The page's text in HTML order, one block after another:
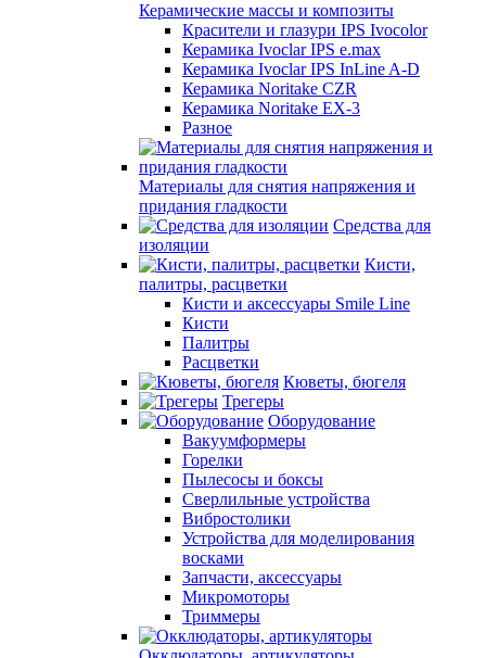
Керамические массы и композиты
Красители и глазури IPS Ivocolor
Керамика Ivoclar IPS e.max
Керамика Ivoclar IPS InLine A-D
Керамика Noritake CZR
Керамика Noritake EX-3
Разное
Материалы для снятия напряжения и
придания гладкости
Средства для
изоляции
Кисти,
палитры, расцветки
Кисти и аксессуары Smile Line
Кисти
Палитры
Расцветки
Кюветы, бюгеля
Трегеры
Оборудование
Вакуумформеры
Горелки
Пылесосы и боксы
Сверлильные устройства
Вибростолики
Устройства для моделирования
восками
Запчасти, аксессуары
Микромоторы
Триммеры